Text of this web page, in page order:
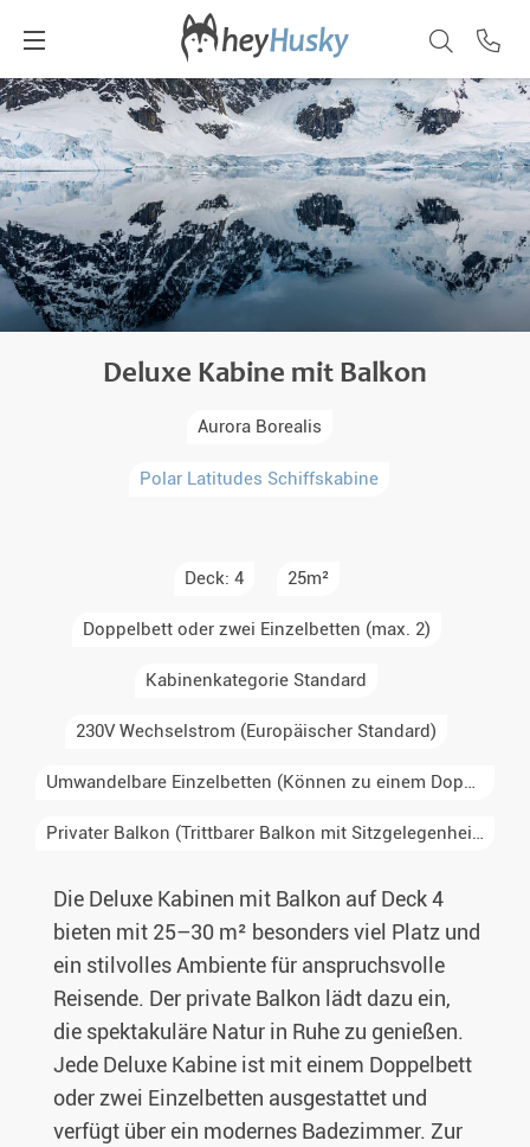
Deluxe Kabine mit Balkon
Aurora Borealis
Polar Latitudes Schiffskabine
Deck: 4 25m²
Doppelbett oder zwei Einzelbetten (max. 2)
Kabinenkategorie Standard
230V Wechselstrom (Europäischer Standard)
Umwandelbare Einzelbetten (Können zu einem Doppelbett kombiniert werden)
Privater Balkon (Trittbarer Balkon mit Sitzgelegenheit, nur für diese Kabine zugänglich)
Die Deluxe Kabinen mit Balkon auf Deck 4
bieten mit 25–30 m² besonders viel Platz und
ein stilvolles Ambiente für anspruchsvolle
Reisende. Der private Balkon lädt dazu ein,
die spektakuläre Natur in Ruhe zu genießen.
Jede Deluxe Kabine ist mit einem Doppelbett
oder zwei Einzelbetten ausgestattet und
verfügt über ein modernes Badezimmer. Zur